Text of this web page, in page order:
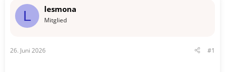
e
r
t
l
L lesmona
Mitglied
26. Juni 2026 #1